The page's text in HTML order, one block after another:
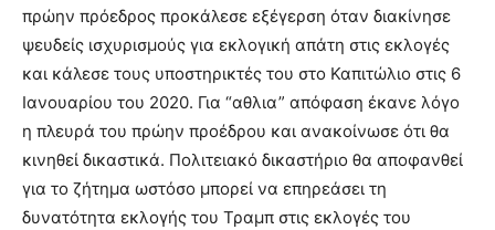
πρώην πρόεδρος προκάλεσε εξέγερση όταν διακίνησε
ψευδείς ισχυρισμούς για εκλογική απάτη στις εκλογές
και κάλεσε τους υποστηρικτές του στο Καπιτώλιο στις 6
Ιανουαρίου του 2020. Για “αθλια” απόφαση έκανε λόγο
η πλευρά του πρώην προέδρου και ανακοίνωσε ότι θα
κινηθεί δικαστικά. Πολιτειακό δικαστήριο θα αποφανθεί
για το ζήτημα ωστόσο μπορεί να επηρεάσει τη
δυνατότητα εκλογής του Τραμπ στις εκλογές του